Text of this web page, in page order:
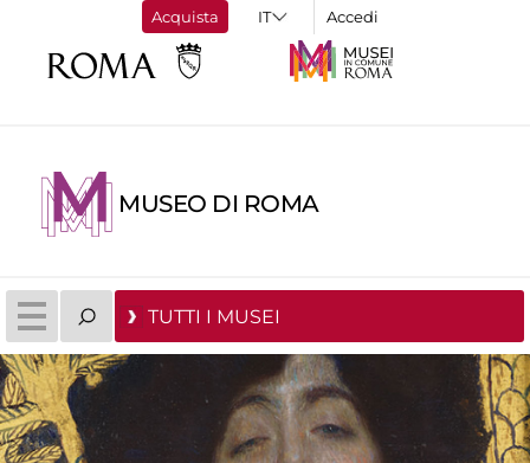
Acquista Accedi
MUSEO DI ROMA
TUTTI I MUSEI